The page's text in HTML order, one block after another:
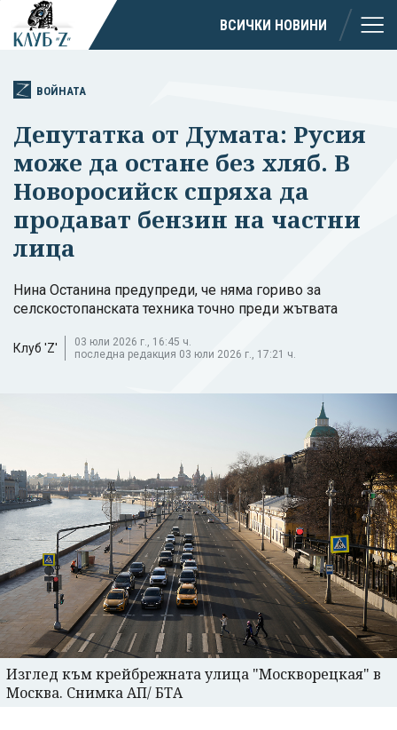
ВСИЧКИ НОВИНИ
ВОЙНАТА
Депутатка от Думата: Русия
може да остане без хляб. В
Новоросийск спряха да
продават бензин на частни
лица
Нина Останина предупреди, че няма гориво за
селскостопанската техника точно преди жътвата
Клуб 'Z'
03 юли 2026 г., 16:45 ч.
последна редакция 03 юли 2026 г., 17:21 ч.
Изглед към крейбрежната улица "Москворецкая" в
Москва. Снимка АП/ БТА